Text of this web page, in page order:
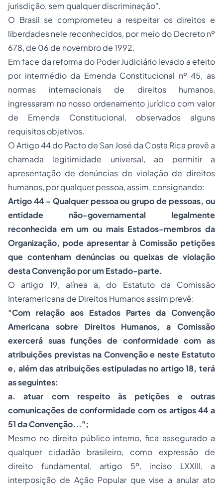
jurisdição, sem qualquer discriminação".
O Brasil se comprometeu a respeitar os direitos e
liberdades nele reconhecidos, por meio do Decreto nº
678, de 06 de novembro de 1992.
Em face da reforma do Poder Judiciário levado a efeito
por intermédio da Emenda Constitucional nº 45, as
normas internacionais de direitos humanos,
ingressaram no nosso ordenamento jurídico com valor
de Emenda Constitucional, observados alguns
requisitos objetivos.
O Artigo 44 do Pacto de San José da Costa Rica prevê a
chamada legitimidade universal, ao permitir a
apresentação de denúncias de violação de direitos
humanos, por qualquer pessoa, assim, consignando:
Artigo 44 - Qualquer pessoa ou grupo de pessoas, ou
entidade não-governamental legalmente
reconhecida em um ou mais Estados-membros da
Organização, pode apresentar à Comissão petições
que contenham denúncias ou queixas de violação
desta Convenção por um Estado-parte.
O artigo 19, alínea a, do Estatuto da Comissão
Interamericana de Direitos Humanos assim prevê:
"Com relação aos Estados Partes da Convenção
Americana sobre Direitos Humanos, a Comissão
exercerá suas funções de conformidade com as
atribuições previstas na Convenção e neste Estatuto
e, além das atribuições estipuladas no artigo 18, terá
as seguintes:
a. atuar com respeito às petições e outras
comunicações de conformidade com os artigos 44 a
51 da Convenção...";
Mesmo no direito público interno, fica assegurado a
qualquer cidadão brasileiro, como expressão de
direito fundamental, artigo 5º, inciso LXXIII, a
interposição de Ação Popular que vise a anular ato